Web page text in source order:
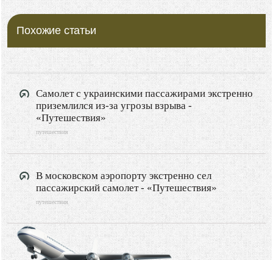
Похожие статьи
Самолет с украинскими пассажирами экстренно
приземлился из-за угрозы взрыва -
«Путешествия»
путешествия
В московском аэропорту экстренно сел
пассажирский самолет - «Путешествия»
путешествия